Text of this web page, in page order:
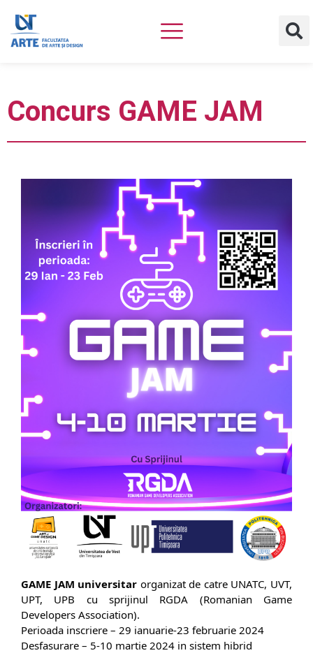
Concurs GAME JAM
GAME JAM universitar organizat de catre UNATC, UVT,
UPT, UPB cu sprijinul RGDA (Romanian Game
Developers Association).
Perioada inscriere – 29 ianuarie-23 februarie 2024
Desfasurare – 5-10 martie 2024 in sistem hibrid